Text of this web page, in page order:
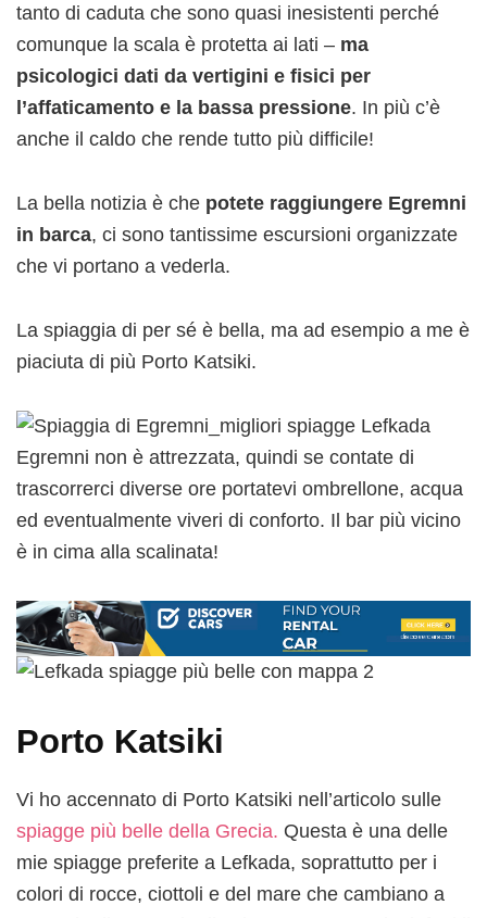
tanto di caduta che sono quasi inesistenti perché
comunque la scala è protetta ai lati – ma
psicologici dati da vertigini e fisici per
l’affaticamento e la bassa pressione. In più c’è
anche il caldo che rende tutto più difficile!
La bella notizia è che potete raggiungere Egremni
in barca, ci sono tantissime escursioni organizzate
che vi portano a vederla.
La spiaggia di per sé è bella, ma ad esempio a me è
piaciuta di più Porto Katsiki.
Egremni non è attrezzata, quindi se contate di
trascorrerci diverse ore portatevi ombrellone, acqua
ed eventualmente viveri di conforto. Il bar più vicino
è in cima alla scalinata!
Porto Katsiki
Vi ho accennato di Porto Katsiki nell’articolo sulle
spiagge più belle della Grecia. Questa è una delle
mie spiagge preferite a Lefkada, soprattutto per i
colori di rocce, ciottoli e del mare che cambiano a